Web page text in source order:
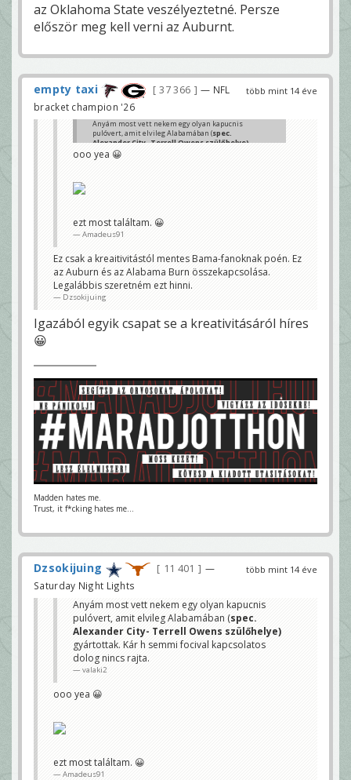
az Oklahoma State veszélyeztetné. Persze
először meg kell verni az Auburnt.
több mint 14 éve
empty taxi 37 366
— NFL
bracket champion '26
Anyám most vett nekem egy olyan kapucnis
pulóvert, amit elvileg Alabamában (spec.
Alexander City- Terrell Owens szülőhelye)
gyártottak. Kár h semmi focival kapcsolatos dolog
nincs rajta.
ooo yea 😀
ezt most találtam. 😀
Amadeus91
Ez csak a kreaitivitástól mentes Bama-fanoknak poén. Ez
az Auburn és az Alabama Burn összekapcsolása.
Legalábbis szeretném ezt hinni.
Dzsokijuing
Igazából egyik csapat se a kreativitásáról híres
😀
Madden hates me.
Trust, it f*cking hates me...
több mint 14 éve
Dzsokijuing 11 401
—
Saturday Night Lights
Anyám most vett nekem egy olyan kapucnis
pulóvert, amit elvileg Alabamában (spec.
Alexander City- Terrell Owens szülőhelye)
gyártottak. Kár h semmi focival kapcsolatos
dolog nincs rajta.
valaki2
ooo yea 😀
ezt most találtam. 😀
Amadeus91